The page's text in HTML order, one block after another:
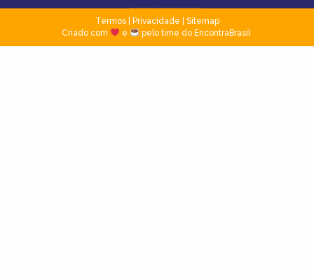
Termos| Privacidade
Sitemap
Criado com
e pelo time do EncontraBrasil